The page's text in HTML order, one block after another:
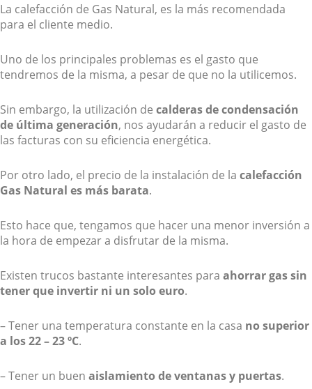
La calefacción de Gas Natural, es la más recomendada
para el cliente medio.
Uno de los principales problemas es el gasto que
tendremos de la misma, a pesar de que no la utilicemos.
Sin embargo, la utilización de calderas de condensación
de última generación, nos ayudarán a reducir el gasto de
las facturas con su eficiencia energética.
Por otro lado, el precio de la instalación de la calefacción
Gas Natural es más barata.
Esto hace que, tengamos que hacer una menor inversión a
la hora de empezar a disfrutar de la misma.
Existen trucos bastante interesantes para ahorrar gas sin
tener que invertir ni un solo euro.
– Tener una temperatura constante en la casa no superior
a los 22 – 23 ºC.
– Tener un buen aislamiento de ventanas y puertas.